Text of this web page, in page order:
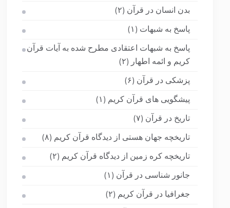
بدن انسان در قرآن (۲)
پاسخ به شبهات (۱)
پاسخ به شبهات اعتقادی مطرح شده به آیات قرآن
کریم و ائمه اطهار
(۲)
پزشکی در قرآن (۶)
پیشگویی های قرآن کریم (۱)
تاریخ در قرآن (۷)
تاریخچه جهان هستی از دیدگاه قرآن کریم (۸)
تاریخچه کره زمین از دیدگاه قرآن کریم (۲)
جانور شناسی در قرآن (۱)
جغرافیا در قرآن کریم (۲)